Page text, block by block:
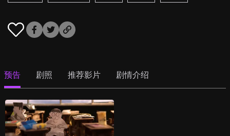
预告 剧照 推荐影片 剧情介绍